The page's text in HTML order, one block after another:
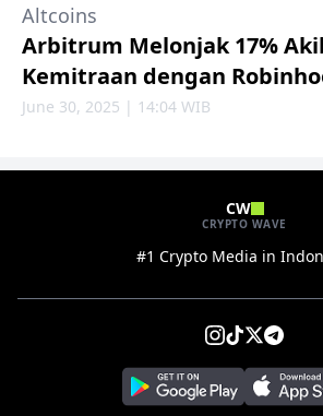
Altcoins
Arbitrum Melonjak 17%
Kemitraan dengan
June 30, 2025 | 14:04 WIB
CW
CRYPTO WAVE
#1 Crypto Media in